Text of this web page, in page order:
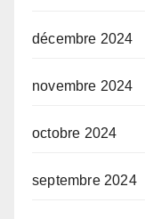
décembre 2024
novembre 2024
octobre 2024
septembre 2024